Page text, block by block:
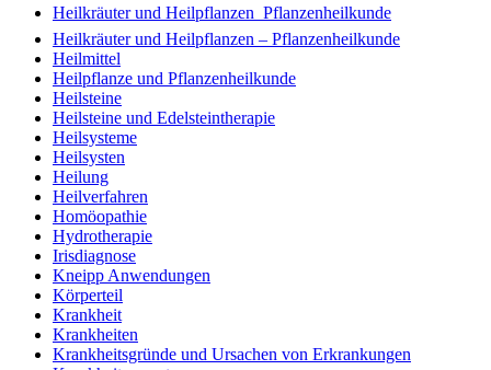
Heilkräuter und Heilpflanzen  Pflanzenheilkunde
Heilkräuter und Heilpflanzen – Pflanzenheilkunde
Heilmittel
Heilpflanze und Pflanzenheilkunde
Heilsteine
Heilsteine und Edelsteintherapie
Heilsysteme
Heilsysten
Heilung
Heilverfahren
Homöopathie
Hydrotherapie
Irisdiagnose
Kneipp Anwendungen
Körperteil
Krankheit
Krankheiten
Krankheitsgründe und Ursachen von Erkrankungen